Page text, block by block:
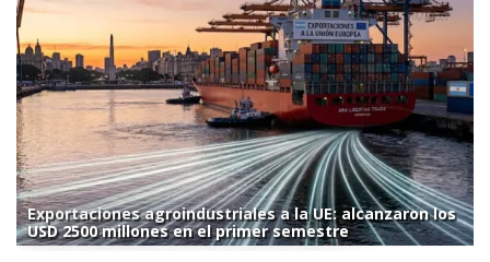
Exportaciones agroindustriales a la UE: alcanzaron los
USD 2500 millones en el primer semestre